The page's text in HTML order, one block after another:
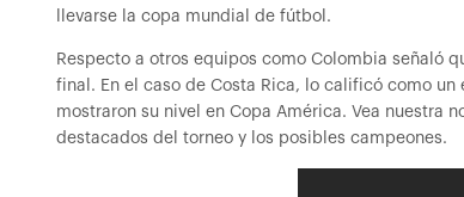
llevarse la copa mundial de fútbol.
Respecto a otros equipos como Colombia señaló
final. En el caso de Costa Rica, lo calificó como
mostraron su nivel en Copa América. Vea nuestra
destacados del torneo y los posibles campeones.